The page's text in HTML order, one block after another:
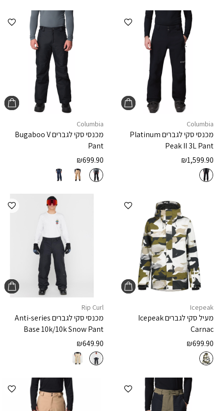
הוספה למועדפים
Columbia
מכנסי סקי לגבריםPlatinum
Peak II 3L Pant
₪1,599.90
Columbia
מכנסי סקי לגבריםBugaboo V
Pant
₪699.90
הוספה למועדפים
Icepeak
מעיל סקי לגבריםIcepeak
Carnac
₪699.90
Rip Curl
מכנסי סקי לגבריםAnti-series
Base 10k/10k Snow Pant
₪649.90
הוספה למועדפים